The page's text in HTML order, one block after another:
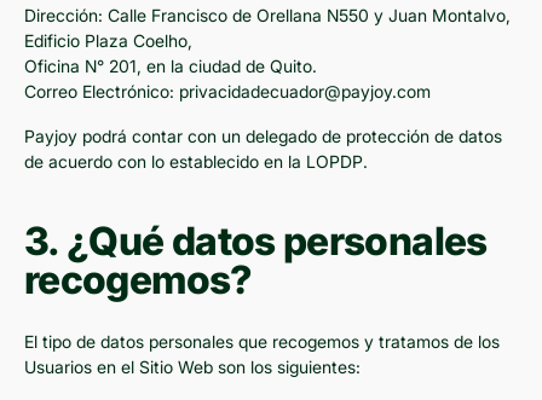
Dirección: Calle Francisco de Orellana N550 y Juan Montalvo,
Edificio Plaza Coelho,
Oficina N° 201, en la ciudad de Quito.
Correo Electrónico: privacidadecuador@payjoy.com
Payjoy podrá contar con un delegado de protección de datos
de acuerdo con lo establecido en la LOPDP.
3. ¿Qué datos personales
recogemos?
El tipo de datos personales que recogemos y tratamos de los
Usuarios en el Sitio Web son los siguientes: